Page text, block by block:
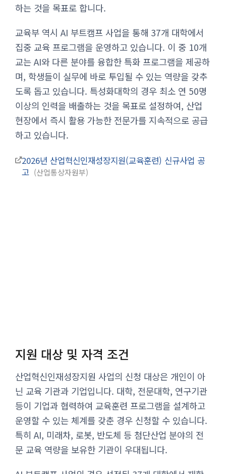
하는 것을 목표로 합니다.
교육부 역시 AI 부트캠프 사업을 통해 37개 대학에서
집중 교육 프로그램을 운영하고 있습니다. 이 중 10개
교는 AI와 다른 분야를 융합한 특화 프로그램을 제공하
며, 학생들이 실무에 바로 투입될 수 있는 역량을 갖추
도록 돕고 있습니다. 특성화대학의 경우 최소 연 50명
이상의 인력을 배출하는 것을 목표로 설정하여, 산업
현장에서 즉시 활용 가능한 전문가를 지속적으로 공급
하고 있습니다.
2026년 산업혁신인재성장지원(교육훈련) 신규사업 공
고
산업통상자원부
지원 대상 및 자격 조건
산업혁신인재성장지원 사업의 신청 대상은 개인이 아
닌 교육 기관과 기업입니다. 대학, 전문대학, 연구기관
등이 기업과 협력하여 교육훈련 프로그램을 설계하고
운영할 수 있는 체계를 갖춘 경우 신청할 수 있습니다.
특히 AI, 미래차, 로봇, 반도체 등 첨단산업 분야의 전
문 교육 역량을 보유한 기관이 우대됩니다.